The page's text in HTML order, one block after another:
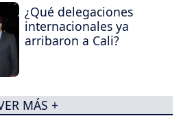
¿Qué delegaciones
internacionales ya
arribaron a Cali?
MÁS +